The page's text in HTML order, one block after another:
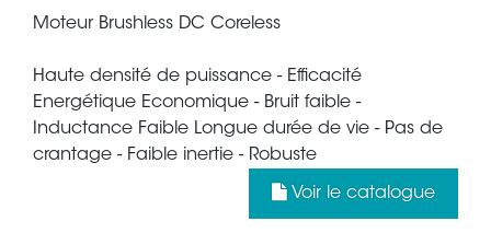
Moteur Brushless DC Coreless
Haute densité de puissance - Efficacité
Energétique Economique - Bruit faible -
Inductance Faible Longue durée de vie - Pas de
crantage - Faible inertie - Robuste
Voir le catalogue